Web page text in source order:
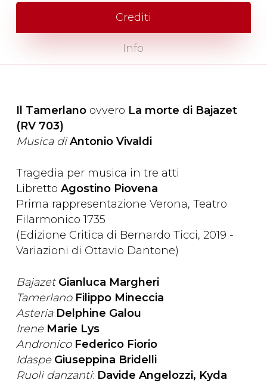
Crediti
Info
Il Tamerlano ovvero La morte di Bajazet
(RV 703)
Musica di Antonio Vivaldi
Tragedia per musica in tre atti
Libretto Agostino Piovena
Prima rappresentazione Verona, Teatro
Filarmonico 1735
(Edizione Critica di Bernardo Ticci, 2019 -
Variazioni di Ottavio Dantone)
Bajazet Gianluca Margheri
Tamerlano Filippo Mineccia
Asteria Delphine Galou
Irene Marie Lys
Andronico Federico Fiorio
Idaspe Giuseppina Bridelli
Ruoli danzanti: Davide Angelozzi, Kyda